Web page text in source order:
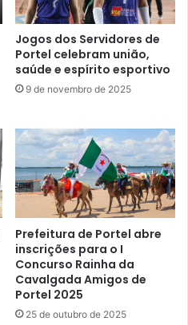
Jogos dos Servidores de
Portel celebram união,
saúde e espírito esportivo
9 de novembro de 2025
Prefeitura de Portel abre
inscrições para o I
Concurso Rainha da
Cavalgada Amigos de
Portel 2025
25 de outubro de 2025